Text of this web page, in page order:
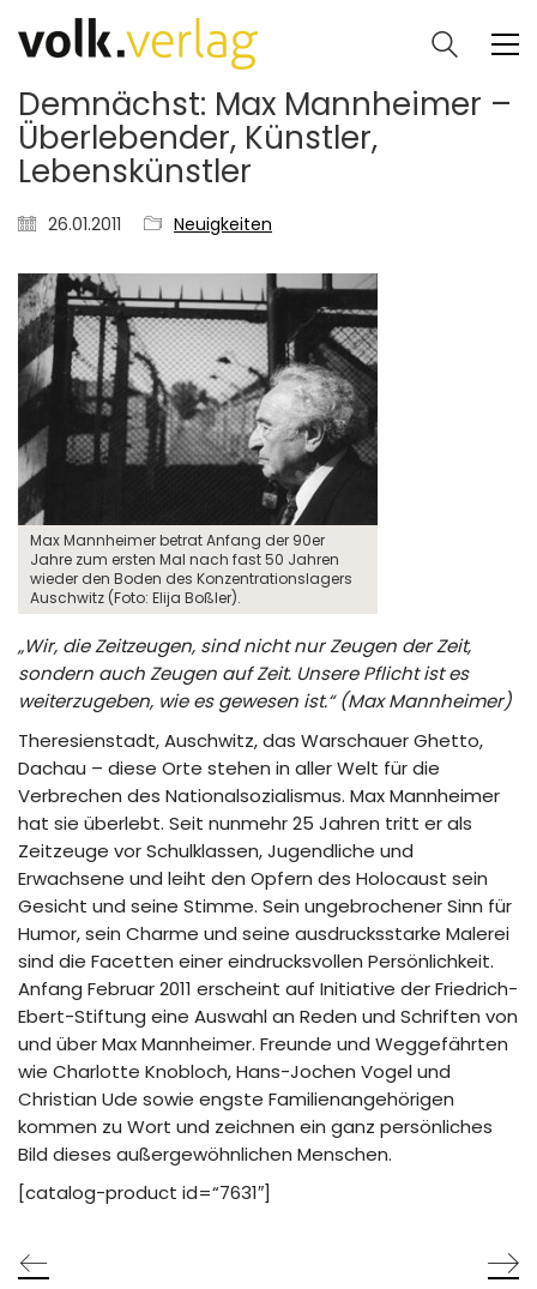
Demnächst: Max Mannheimer –
Überlebender, Künstler,
Lebenskünstler
26.01.2011 Neuigkeiten
Max Mannheimer betrat Anfang der 90er
Jahre zum ersten Mal nach fast 50 Jahren
wieder den Boden des Konzentrationslagers
Auschwitz (Foto: Elija Boßler).
„Wir, die Zeitzeugen, sind nicht nur Zeugen der Zeit,
sondern auch Zeugen auf Zeit. Unsere Pflicht ist es
weiterzugeben, wie es gewesen ist.“ (Max Mannheimer)
Theresienstadt, Auschwitz, das Warschauer Ghetto,
Dachau – diese Orte stehen in aller Welt für die
Verbrechen des Nationalsozialismus. Max Mannheimer
hat sie überlebt. Seit nunmehr 25 Jahren tritt er als
Zeitzeuge vor Schulklassen, Jugendliche und
Erwachsene und leiht den Opfern des Holocaust sein
Gesicht und seine Stimme. Sein ungebrochener Sinn für
Humor, sein Charme und seine ausdrucksstarke Malerei
sind die Facetten einer eindrucksvollen Persönlichkeit.
Anfang Februar 2011 erscheint auf Initiative der Friedrich-
Ebert-Stiftung eine Auswahl an Reden und Schriften von
und über Max Mannheimer. Freunde und Weggefährten
wie Charlotte Knobloch, Hans-Jochen Vogel und
Christian Ude sowie engste Familienangehörigen
kommen zu Wort und zeichnen ein ganz persönliches
Bild dieses außergewöhnlichen Menschen.
[catalog-product id=“7631″]